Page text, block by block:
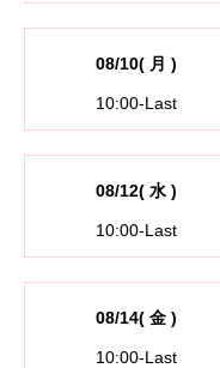
08/10( 月 )
10:00-Last
08/12( 水 )
10:00-Last
08/14( 金 )
10:00-Last